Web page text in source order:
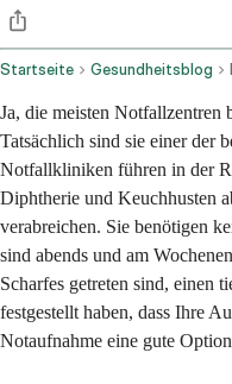
Startseite Gesundheitsblog
Ja, die meisten Notfallzentren
Tatsächlich sind sie einer der
Notfallkliniken führen in der
Diphtherie und Keuchhusten
verabreichen. Sie benötigen
sind abends und am
Scharfes getreten sind, einen
festgestellt haben, dass Ihre
Notaufnahme eine gute